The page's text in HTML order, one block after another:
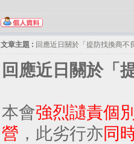
文章主題 : 回應近日關於「提防找換商不
回應近日關於「
本會強烈讉責個
營 ，此劣行亦同